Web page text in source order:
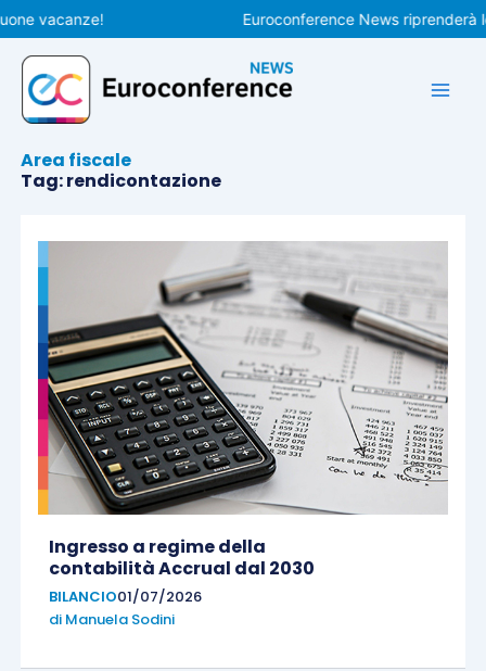
Vai
al
contenuto
Euroconference News riprenderà le
Area fiscale
Tag: rendicontazione
Ingresso a regime della
contabilità Accrual dal 2030
BILANCIO01/07/2026
di Manuela Sodini